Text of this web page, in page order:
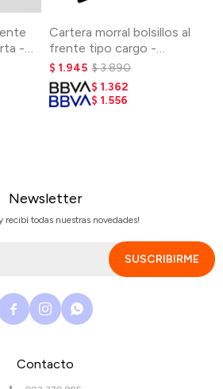
-
Cartera morral bolsillos al
frente tipo cargo -
Seaweed
$ 1.945 $3.890
$ 1.362
$ 1.556
Contacto
Newsletter
recibí todas nuestras novedades!
SUSCRIBIRME
  